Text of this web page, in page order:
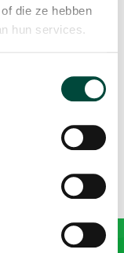
die ze hebben
hun services.